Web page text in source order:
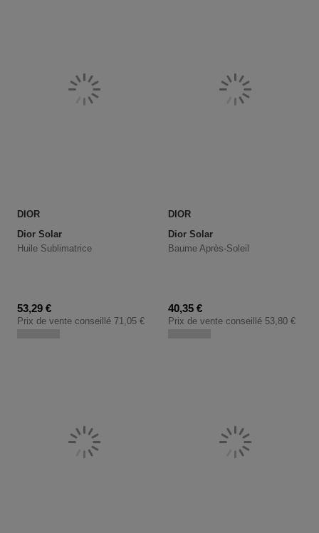
DIOR
Dior Solar
Huile Sublimatrice
Prix promotionnel
53,29 €
Prix de vente conseillé 71,05 €
DIOR
Dior Solar
Baume Après-Soleil
Prix promotionnel
40,35 €
Prix de vente conseillé 53,80 €